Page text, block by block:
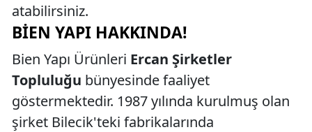
atabilirsiniz.
BIEN YAPI HAKKINDA!
Bien Yapı Ürünleri Ercan Şirketler
Topluluğu bünyesinde faaliyet
göstermektedir. 1987 yılında kurulmuş olan
şirket Bilecik'teki fabrikalarında